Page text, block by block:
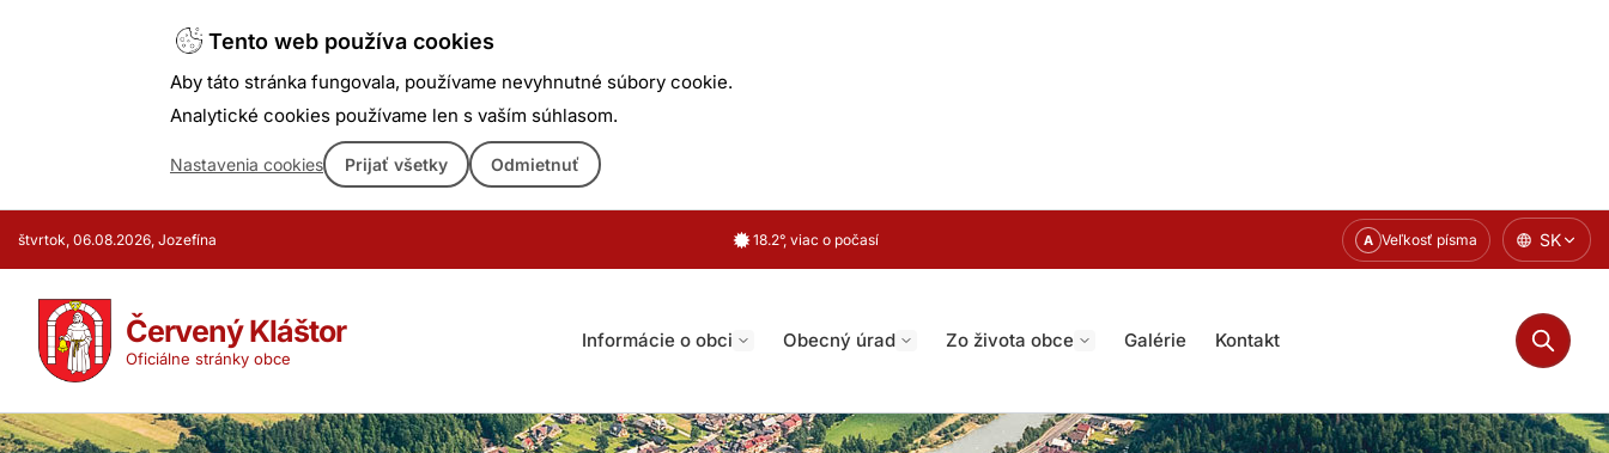
Tento web používa cookies
Aby táto stránka fungovala, používame nevyhnutné súbory cookie.
Analytické cookies používame len s vaším súhlasom.
Nastavenia cookies Prijať všetky Odmietnuť
štvrtok, 06.08.2026, Jozefína 18.2°, viac o počasí A Veľkosť písma SK
Červený Kláštor
Oficiálne stránky obce
Informácie o obci Obecný úrad Zo života obce Galérie Kontakt